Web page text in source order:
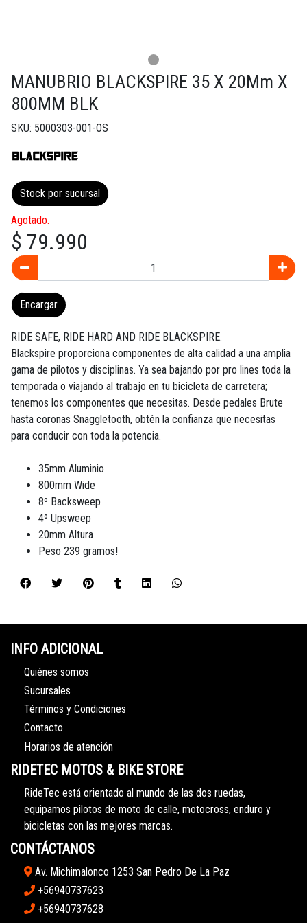
MANUBRIO BLACKSPIRE 35 X 20Mm X
800MM BLK
SKU: 5000303-001-OS
Stock por sucursal
Agotado.
$ 79.990
Encargar
RIDE SAFE, RIDE HARD AND RIDE BLACKSPIRE.
Blackspire proporciona componentes de alta calidad a una amplia
gama de pilotos y disciplinas. Ya sea bajando por pro lines toda la
temporada o viajando al trabajo en tu bicicleta de carretera;
tenemos los componentes que necesitas. Desde pedales Brute
hasta coronas Snaggletooth, obtén la confianza que necesitas
para conducir con toda la potencia.
35mm Aluminio
800mm Wide
8º Backsweep
4º Upsweep
20mm Altura
Peso 239 gramos!
INFO ADICIONAL
Quiénes somos
Sucursales
Términos y Condiciones
Contacto
Horarios de atención
RIDETEC MOTOS & BIKE STORE
RideTec está orientado al mundo de las dos ruedas,
equipamos pilotos de moto de calle, motocross, enduro y
bicicletas con las mejores marcas.
CONTÁCTANOS
Av. Michimalonco 1253 San Pedro De La Paz
+56940737623
+56940737628